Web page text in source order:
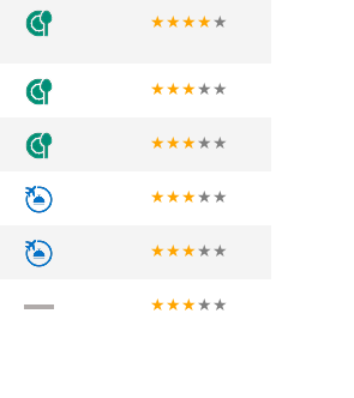
★★★★★
★★★★★
★★★★★
★★★★★
★★★★★
★★★★★